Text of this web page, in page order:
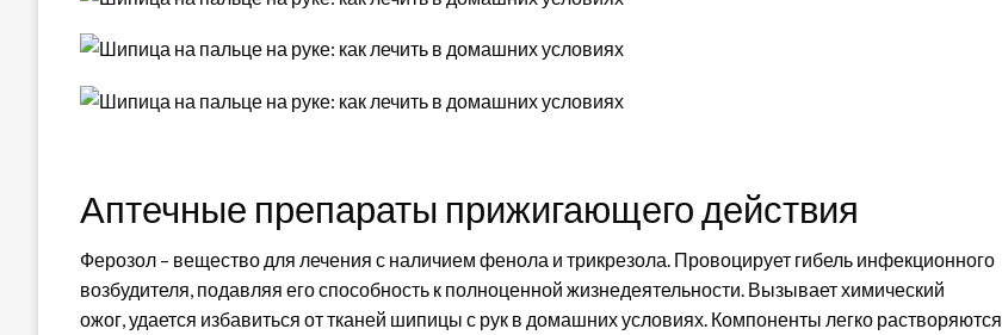
Аптечные препараты прижигающего действия
Ферозол – вещество для лечения с наличием фенола и трикрезола. Провоцирует гибель инфекционного
возбудителя, подавляя его способность к полноценной жизнедеятельности. Вызывает химический
ожог, удается избавиться от тканей шипицы с рук в домашних условиях. Компоненты легко растворяются